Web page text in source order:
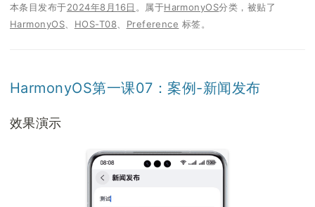
本条目发布于2024年8月16日 。属于HarmonyOS分类，被贴了
HarmonyOS
HOS-T08 Preference 标签。
HarmonyOS第一课07：案例-新闻发布
效果演示